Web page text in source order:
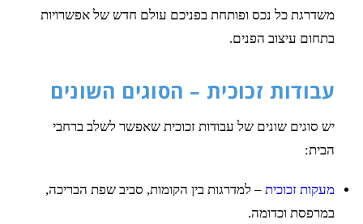
משדרגת כל נכס ופותחת בפניכם עולם חדש של אפשרויות
בתחום עיצוב הפנים.
עבודות זכוכית – הסוגים השונים
יש סוגים שונים של עבודות זכוכית שאפשר לשלב ברחבי
הבית:
מעקות זכוכית – למדרגות בין הקומות, סביב שפת הבריכה,
במרפסת וכדומה.